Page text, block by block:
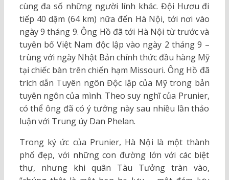
cùng đa số những người lính khác. Đội Hươu đi
tiếp 40 dặm (64 km) nữa đến Hà Nội, tới nơi vào
ngày 9 tháng 9. Ông Hồ đã tới Hà Nội từ trước và
tuyên bố Việt Nam độc lập vào ngày 2 tháng 9 –
trùng với ngày Nhật Bản chính thức đầu hàng Mỹ
tại chiếc bàn trên chiến hạm Missouri. Ông Hồ đã
trích dẫn Tuyên ngôn Độc lập của Mỹ trong bản
tuyên ngôn của mình. Theo suy nghĩ của Prunier,
có thể ông đã có ý tưởng này sau nhiều lần thảo
luận với Trung úy Dan Phelan.
Trong ký ức của Prunier, Hà Nội là một thành
phố đẹp, với những con đường lớn với các biệt
thự, nhưng khi quân Tàu Tưởng tràn vào,